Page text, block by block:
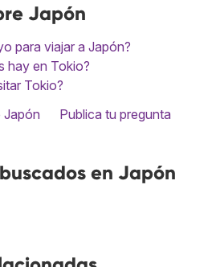
Japón
para viajar a Japón?
hay en Tokio?
Tokio?
Japón
Publica tu pregunta
en Japón